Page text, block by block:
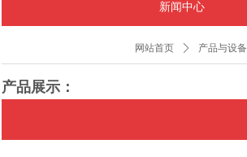
新闻中心
产品展示：
网站首页 ꄲ 产品与设备